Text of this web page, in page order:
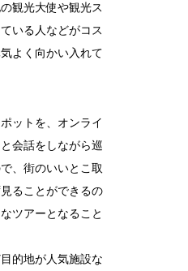
観光大使や観光ス
いる人などがコス
よく向かい入れて
ットを、オンライ
会話をしながら巡
、街のいいとこ取
ることができるの
ツアーとなること
的地が人気施設な